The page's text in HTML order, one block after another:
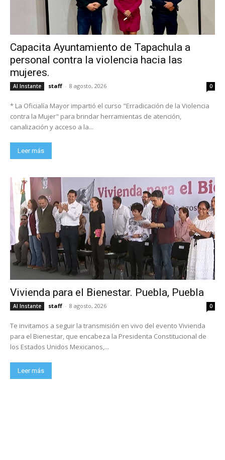
Capacita Ayuntamiento de Tapachula a
personal contra la violencia hacia las
mujeres.
Al Instante staff - 8 agosto, 2026 0
* La Oficialía Mayor impartió el curso "Erradicación de la Violencia
contra la Mujer" para brindar herramientas de atención,
canalización y acceso a la...
Leer más
Vivienda para el Bienestar. Puebla, Puebla
Al Instante staff - 8 agosto, 2026 0
Te invitamos a seguir la transmisión en vivo del evento Vivienda
para el Bienestar, que encabeza la Presidenta Constitucional de
los Estados Unidos Mexicanos,...
Leer más